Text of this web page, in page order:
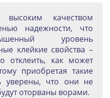
высоким качеством
надежности, что
уровень
клейкие свойства –
отклеить, как может
приобретая такие
уверены, что они не
оторваны ворами.